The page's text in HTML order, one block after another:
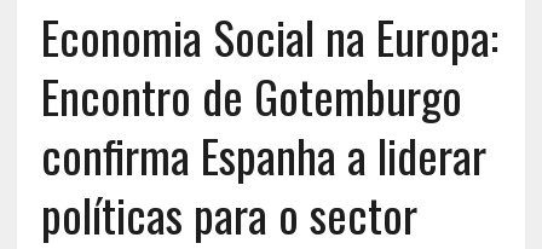
Economia Social na Europa:
Encontro de Gotemburgo
confirma Espanha a liderar
políticas para o sector